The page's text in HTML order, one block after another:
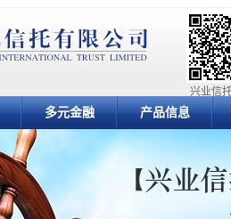
兴业信
多元金融 产品信息